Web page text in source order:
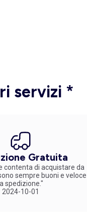
servizi *
Gratuita
contenta di acquistare da
sempre buoni e veloce
spedizione."
2024-10-01